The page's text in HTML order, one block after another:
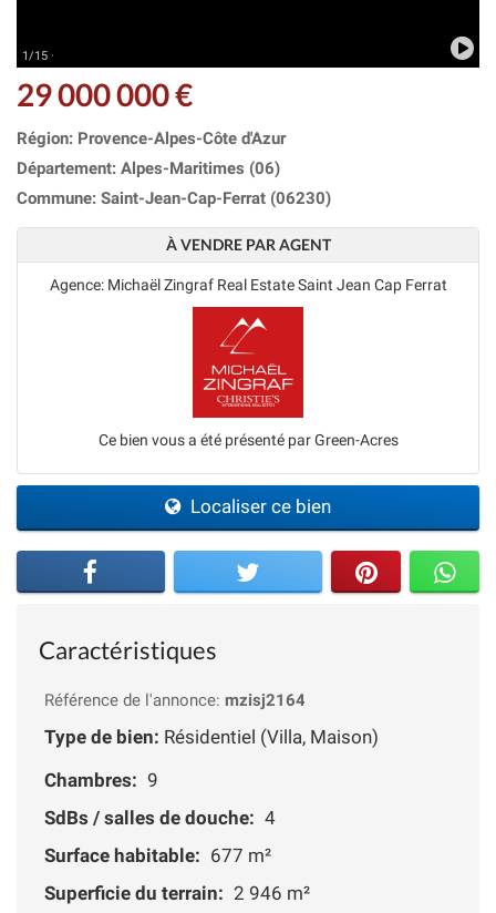
1/15 ·
29 000 000 €
Région: Provence-Alpes-Côte d'Azur
Département: Alpes-Maritimes (06)
Commune: Saint-Jean-Cap-Ferrat (06230)
À VENDRE PAR AGENT
Agence: Michaël Zingraf Real Estate Saint Jean Cap Ferrat
Ce bien vous a été présenté par Green-Acres
Localiser ce bien
Caractéristiques
Référence de l'annonce: mzisj2164
Type de bien: Résidentiel (Villa, Maison)
Chambres: 9
SdBs / salles de douche: 4
Surface habitable: 677 m²
Superficie du terrain: 2 946 m²